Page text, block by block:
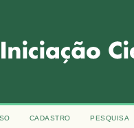
CADASTRO
PESQUISA